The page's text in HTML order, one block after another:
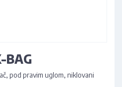
BAG
pod pravim uglom, niklovani